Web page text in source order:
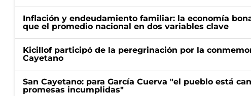
Inflación y endeudamiento familiar: la economía
que el promedio nacional en dos variables clave
Kicillof participó de la peregrinación por la
Cayetano
San Cayetano: para García Cuerva "el pueblo está
promesas incumplidas"